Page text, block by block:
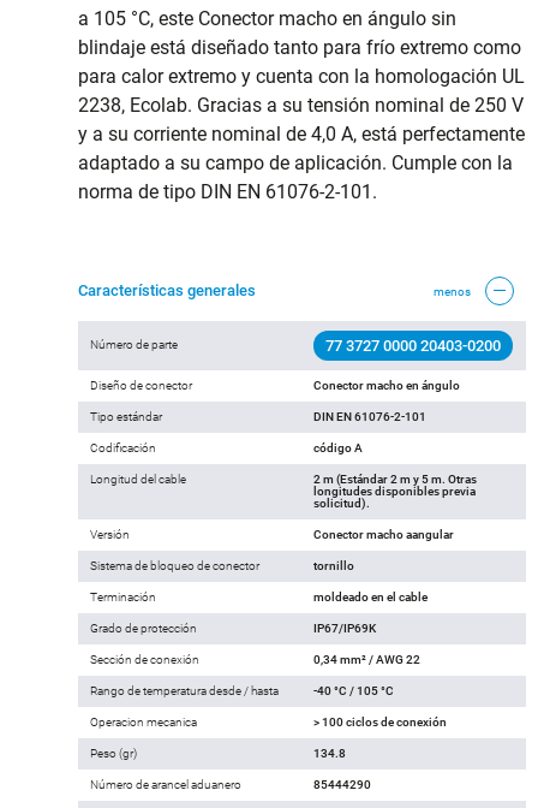
a 105 °C, este Conector macho en ángulo sin
blindaje está diseñado tanto para frío extremo como
para calor extremo y cuenta con la homologación UL
2238, Ecolab. Gracias a su tensión nominal de 250 V
y a su corriente nominal de 4,0 A, está perfectamente
adaptado a su campo de aplicación. Cumple con la
norma de tipo DIN EN 61076-2-101.
Características generales menos
Número de parte 77 3727 0000 20403-0200
Diseño de conector Conector macho en ángulo
Tipo estándar DIN EN 61076-2-101
Codificación código A
Longitud del cable
2 m (Estándar 2 m y 5 m. Otras
longitudes disponibles previa
solicitud).
Versión Conector macho aangular
Sistema de bloqueo de conector tornillo
Terminación moldeado en el cable
Grado de protección IP67/IP69K
Sección de conexión 0,34 mm² / AWG 22
Rango de temperatura desde / hasta -40 °C / 105 °C
Operacion mecanica > 100 ciclos de conexión
Peso (gr) 134.8
Número de arancel aduanero 85444290